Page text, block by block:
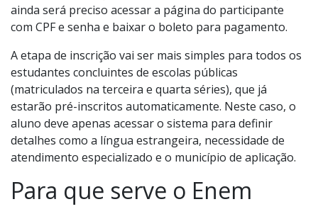
ainda será preciso acessar a página do participante
com CPF e senha e baixar o boleto para pagamento.
A etapa de inscrição vai ser mais simples para todos os
estudantes concluintes de escolas públicas
(matriculados na terceira e quarta séries), que já
estarão pré-inscritos automaticamente. Neste caso, o
aluno deve apenas acessar o sistema para definir
detalhes como a língua estrangeira, necessidade de
atendimento especializado e o município de aplicação.
Para que serve o Enem